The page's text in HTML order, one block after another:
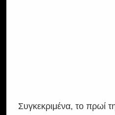
Συγκεκριμένα, το πρωί